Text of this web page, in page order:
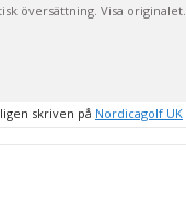
översättning. Visa originalet.
skriven på Nordicagolf UK